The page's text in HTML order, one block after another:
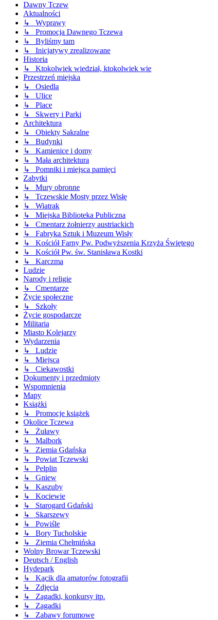
Dawny Tczew
Aktualności
↳ Wyprawy
↳ Promocja Dawnego Tczewa
↳ Byliśmy tam
↳ Inicjatywy zrealizowane
Historia
↳ Ktokolwiek wiedział, ktokolwiek wie
Przestrzeń miejska
↳ Osiedla
↳ Ulice
↳ Place
↳ Skwery i Parki
Architektura
↳ Obiekty Sakralne
↳ Budynki
↳ Kamienice i domy
↳ Mała architektura
↳ Pomniki i miejsca pamięci
Zabytki
↳ Mury obronne
↳ Tczewskie Mosty przez Wisłę
↳ Wiatrak
↳ Miejska Biblioteka Publiczna
↳ Cmentarz żołnierzy austriackich
↳ Fabryka Sztuk i Muzeum Wisły
↳ Kościół Farny Pw. Podwyższenia Krzyża Świętego
↳ Kościół Pw. św. Stanisława Kostki
↳ Karczma
Ludzie
Narody i religie
↳ Cmentarze
Życie społeczne
↳ Szkoły
Życie gospodarcze
Militaria
Miasto Kolejarzy
Wydarzenia
↳ Ludzie
↳ Miejsca
↳ Ciekawostki
Dokumenty i przedmioty
Wspomnienia
Mapy
Książki
↳ Promocje książek
Okolice Tczewa
↳ Żuławy
↳ Malbork
↳ Ziemia Gdańska
↳ Powiat Tczewski
↳ Pelplin
↳ Gniew
↳ Kaszuby
↳ Kociewie
↳ Starogard Gdański
↳ Skarszewy
↳ Powiśle
↳ Bory Tucholskie
↳ Ziemia Chełmińska
Wolny Browar Tczewski
Deutsch / English
Hydepark
↳ Kącik dla amatorów fotografii
↳ Zdjęcia
↳ Zagadki, konkursy itp.
↳ Zagadki
↳ Zabawy forumowe